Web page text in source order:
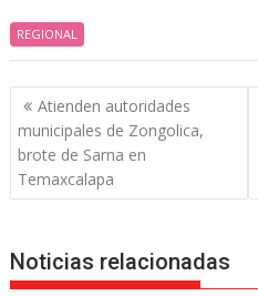
REGIONAL
Navegación
de
entradas
Atienden autoridades
municipales de Zongolica,
brote de Sarna en
Temaxcalapa
Noticias relacionadas